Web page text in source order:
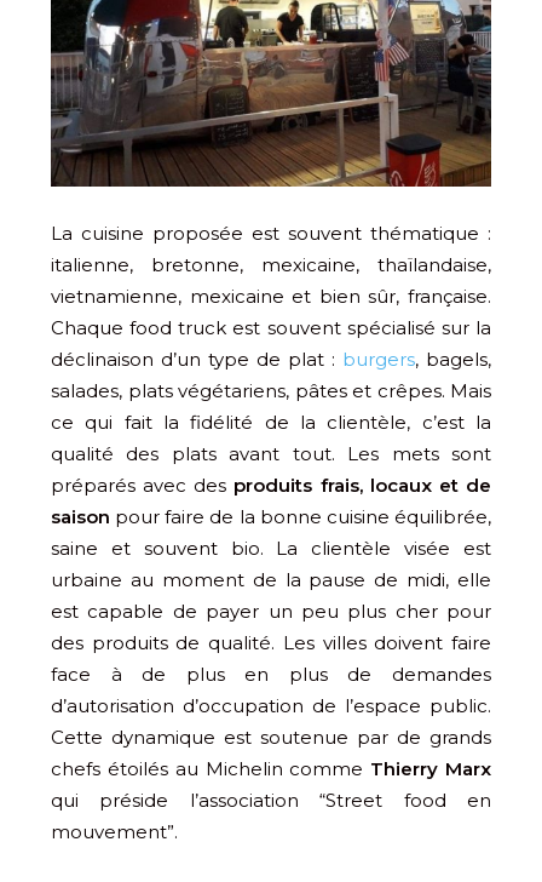
La cuisine proposée est souvent thématique :
italienne, bretonne, mexicaine, thaïlandaise,
vietnamienne, mexicaine et bien sûr, française.
Chaque food truck est souvent spécialisé sur la
déclinaison d’un type de plat : burgers, bagels,
salades, plats végétariens, pâtes et crêpes. Mais
ce qui fait la fidélité de la clientèle, c’est la
qualité des plats avant tout. Les mets sont
préparés avec des produits frais, locaux et de
saison pour faire de la bonne cuisine équilibrée,
saine et souvent bio. La clientèle visée est
urbaine au moment de la pause de midi, elle
est capable de payer un peu plus cher pour
des produits de qualité. Les villes doivent faire
face à de plus en plus de demandes
d’autorisation d’occupation de l’espace public.
Cette dynamique est soutenue par de grands
chefs étoilés au Michelin comme Thierry Marx
qui préside l’association “Street food en
mouvement”.